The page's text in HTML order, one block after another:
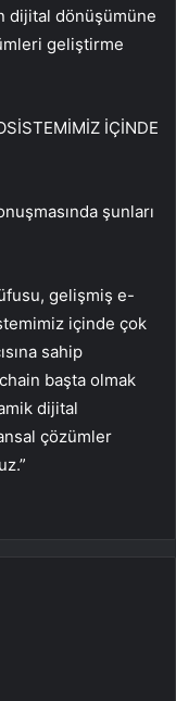
dijital dönüşümüne
geliştirme
İÇİNDE
şunları
gelişmiş e-
içinde çok
sahip
başta olmak
dijital
çözümler